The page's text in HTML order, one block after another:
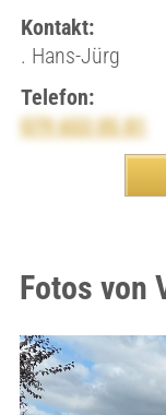
Kontakt:
. Hans-Jürg
Telefon:
079 653 05 81
Fotos von